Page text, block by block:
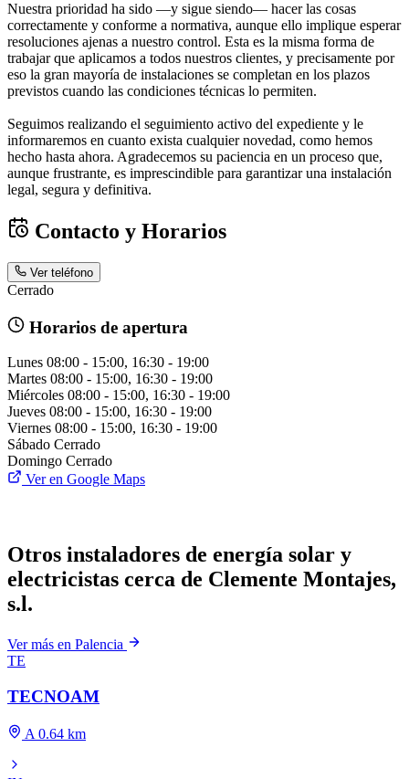
Nuestra prioridad ha sido —y sigue siendo— hacer las cosas
correctamente y conforme a normativa, aunque ello implique esperar
resoluciones ajenas a nuestro control. Esta es la misma forma de
trabajar que aplicamos a todos nuestros clientes, y precisamente por
eso la gran mayoría de instalaciones se completan en los plazos
previstos cuando las condiciones técnicas lo permiten.
Seguimos realizando el seguimiento activo del expediente y le
informaremos en cuanto exista cualquier novedad, como hemos
hecho hasta ahora. Agradecemos su paciencia en un proceso que,
aunque frustrante, es imprescindible para garantizar una instalación
legal, segura y definitiva.
Contacto y Horarios
Ver teléfono
Cerrado
Horarios de apertura
Lunes 08:00 - 15:00, 16:30 - 19:00
Martes 08:00 - 15:00, 16:30 - 19:00
Miércoles 08:00 - 15:00, 16:30 - 19:00
Jueves 08:00 - 15:00, 16:30 - 19:00
Viernes 08:00 - 15:00, 16:30 - 19:00
Sábado Cerrado
Domingo Cerrado
Ver en Google Maps
Otros instaladores de energía solar y
electricistas cerca de Clemente Montajes,
s.l.
Ver más en Palencia
TE
TECNOAM
A 0.64 km